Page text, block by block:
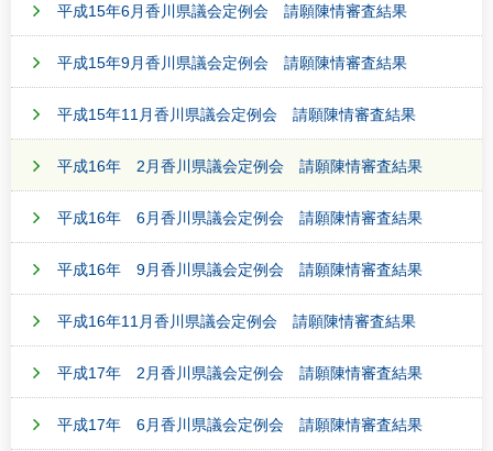
平成15年6月香川県議会定例会 請願陳情審査結果
平成15年9月香川県議会定例会 請願陳情審査結果
平成15年11月香川県議会定例会 請願陳情審査結果
平成16年 2月香川県議会定例会 請願陳情審査結果
平成16年 6月香川県議会定例会 請願陳情審査結果
平成16年 9月香川県議会定例会 請願陳情審査結果
平成16年11月香川県議会定例会 請願陳情審査結果
平成17年 2月香川県議会定例会 請願陳情審査結果
平成17年 6月香川県議会定例会 請願陳情審査結果